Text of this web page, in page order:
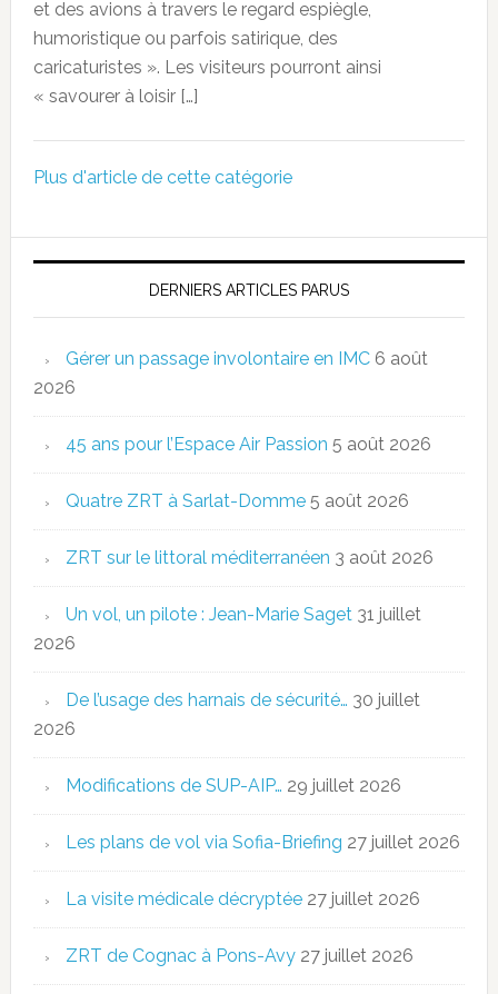
et des avions à travers le regard espiègle,
humoristique ou parfois satirique, des
caricaturistes ». Les visiteurs pourront ainsi
« savourer à loisir […]
Plus d'article de cette catégorie
DERNIERS ARTICLES PARUS
Gérer un passage involontaire en IMC 6 août
2026
45 ans pour l’Espace Air Passion 5 août 2026
Quatre ZRT à Sarlat-Domme 5 août 2026
ZRT sur le littoral méditerranéen 3 août 2026
Un vol, un pilote : Jean-Marie Saget 31 juillet
2026
De l’usage des harnais de sécurité… 30 juillet
2026
Modifications de SUP-AIP… 29 juillet 2026
Les plans de vol via Sofia-Briefing 27 juillet 2026
La visite médicale décryptée 27 juillet 2026
ZRT de Cognac à Pons-Avy 27 juillet 2026